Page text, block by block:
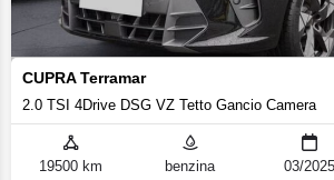
CUPRA Terramar
2.0 TSI 4Drive DSG VZ Tetto Gancio Camera
19500 km benzina 03/2025